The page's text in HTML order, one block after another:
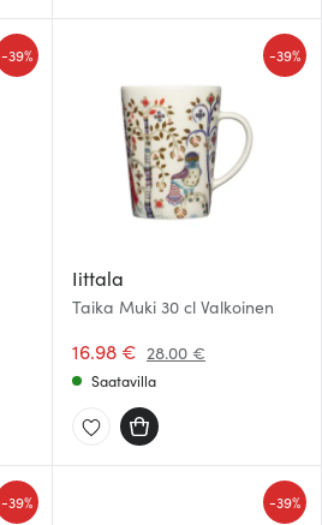
-39%
Iittala
Taika Muki 30 cl Valkoinen
16.98 € 28.00 €
-39%
Saatavilla
-39% -39%